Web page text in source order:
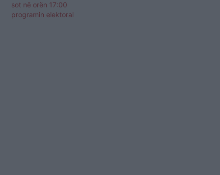
sot në orën 17:00
programin elektoral